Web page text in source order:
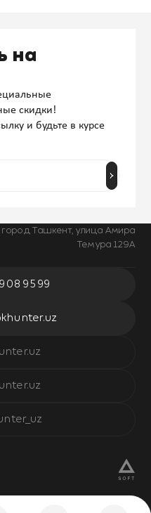
город Ташкент, улица Амира
Темура 129А
95 99
на
скидки!
и будьте в курсе